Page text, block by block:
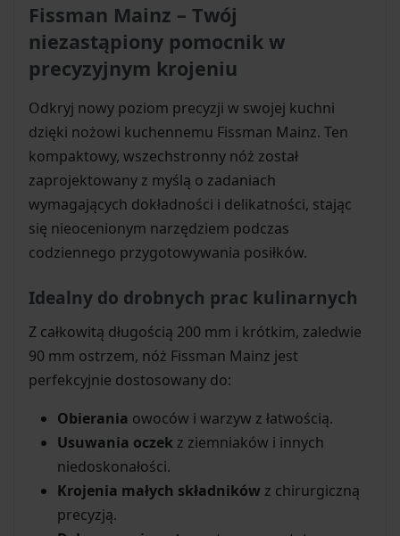
Fissman Mainz – Twój
niezastąpiony pomocnik w
precyzyjnym krojeniu
Odkryj nowy poziom precyzji w swojej kuchni
dzięki nożowi kuchennemu Fissman Mainz. Ten
kompaktowy, wszechstronny nóż został
zaprojektowany z myślą o zadaniach
wymagających dokładności i delikatności, stając
się nieocenionym narzędziem podczas
codziennego przygotowywania posiłków.
Idealny do drobnych prac kulinarnych
Z całkowitą długością 200 mm i krótkim, zaledwie
90 mm ostrzem, nóż Fissman Mainz jest
perfekcyjnie dostosowany do:
Obierania owoców i warzyw z łatwością.
Usuwania oczek z ziemniaków i innych
niedoskonałości.
Krojenia małych składników z chirurgiczną
precyzją.